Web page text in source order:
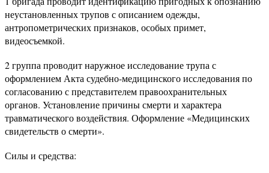
неустановленных трупов с описанием одежды,
антропометрических признаков, особых примет,
видеосъемкой.
2 группа проводит наружное исследование трупа с
оформлением Акта судебно-медицинского исследования по
согласованию с представителем правоохранительных
органов. Установление причины смерти и характера
травматического воздействия. Оформление «Медицинских
свидетельств о смерти».
Силы и средства: